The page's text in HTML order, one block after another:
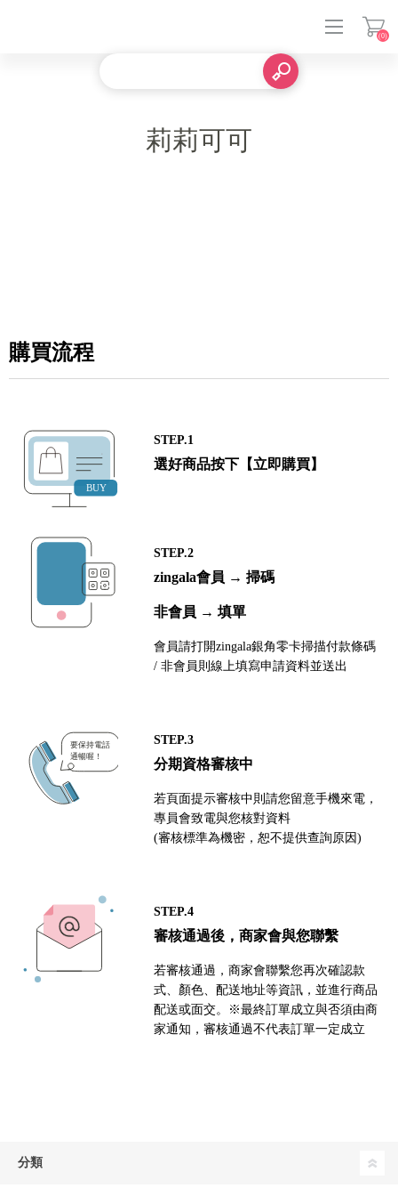
(0)
莉莉可可
購買流程
STEP.1
選好商品按下【立即購買】
STEP.2
zingala會員 → 掃碼
非會員 → 填單
會員請打開zingala銀角零卡掃描付款條碼
/ 非會員則線上填寫申請資料並送出
STEP.3
分期資格審核中
若頁面提示審核中則請您留意手機來電，
專員會致電與您核對資料
(審核標準為機密，恕不提供查詢原因)
STEP.4
審核通過後，商家會與您聯繫
若審核通過，商家會聯繫您再次確認款
式、顏色、配送地址等資訊，並進行商品
配送或面交。※最終訂單成立與否須由商
家通知，審核通過不代表訂單一定成立
分類